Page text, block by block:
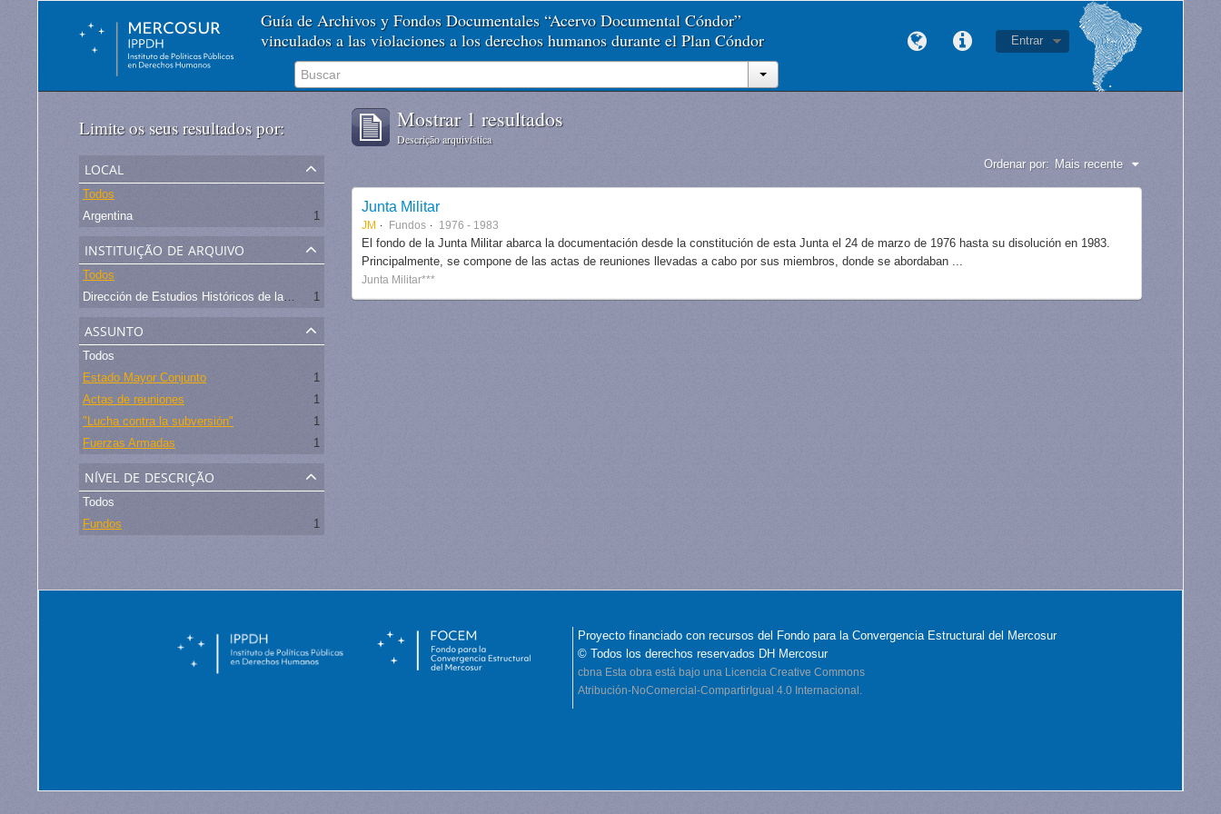
Guía de Archivos y Fondos Documentales “Acervo Documental Cóndor”
vinculados a las violaciones a los derechos humanos durante el Plan Cóndor
Entrar
Limite os seus resultados por:
local
Todos
Argentina
1
instituição de arquivo
Todos
Dirección de Estudios Históricos de la Fuerza Aérea
1
assunto
Todos
Estado Mayor Conjunto
1
Actas de reuniones
1
"Lucha contra la subversión"
1
Fuerzas Armadas
1
nível de descrição
Todos
Fundos
1
Mostrar 1 resultados
Descrição arquivística
Ordenar por: Mais recente
Junta Militar
JM Fundos 1976 - 1983
El fondo de la Junta Militar abarca la documentación desde la constitución de esta Junta el 24 de marzo de 1976 hasta su disolución en 1983.
Principalmente, se compone de las actas de reuniones llevadas a cabo por sus miembros, donde se abordaban ...
Junta Militar***
Proyecto financiado con recursos del Fondo para la Convergencia Estructural del Mercosur
© Todos los derechos reservados DH Mercosur
cbna Esta obra está bajo una Licencia Creative Commons
Atribución-NoComercial-CompartirIgual 4.0 Internacional.